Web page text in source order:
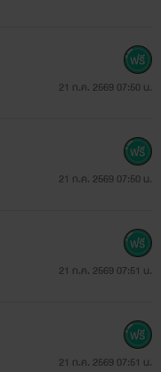
21 ก.ค. 2569 07:50 น.
21 ก.ค. 2569 07:50 น.
21 ก.ค. 2569 07:51 น.
21 ก.ค. 2569 07:51 น.